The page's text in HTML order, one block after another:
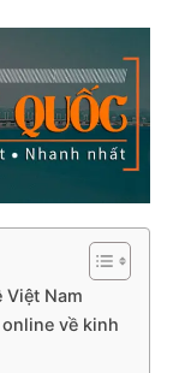
Việt Nam
về kinh